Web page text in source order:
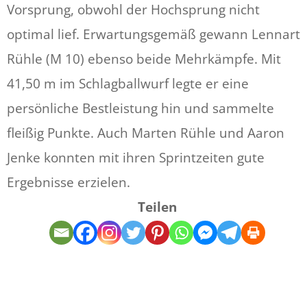
Vorsprung, obwohl der Hochsprung nicht
optimal lief. Erwartungsgemäß gewann Lennart
Rühle (M 10) ebenso beide Mehrkämpfe. Mit
41,50 m im Schlagballwurf legte er eine
persönliche Bestleistung hin und sammelte
fleißig Punkte. Auch Marten Rühle und Aaron
Jenke konnten mit ihren Sprintzeiten gute
Ergebnisse erzielen.
Teilen